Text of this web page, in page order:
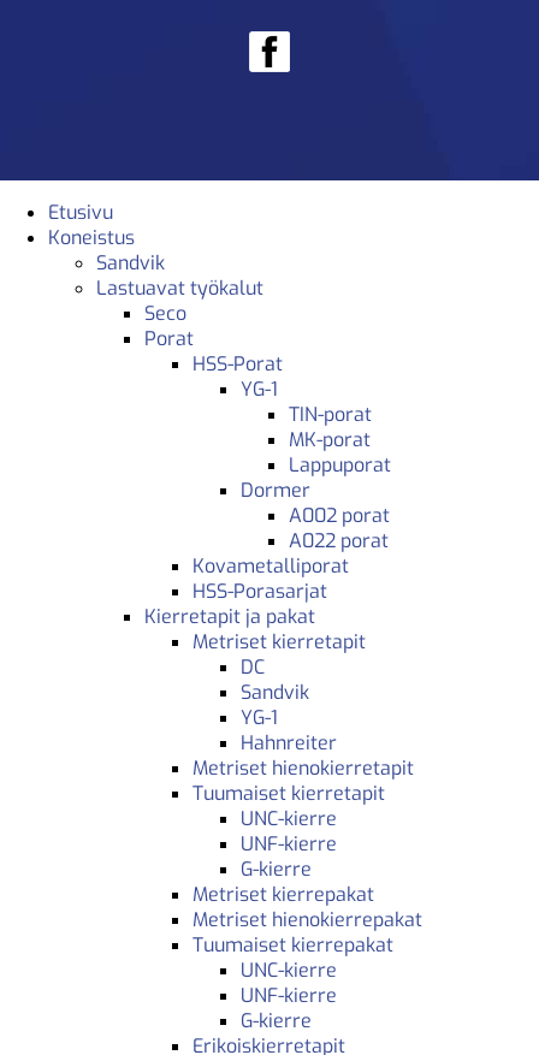
Etusivu
Koneistus
Sandvik
Lastuavat työkalut
Seco
Porat
HSS-Porat
YG-1
TIN-porat
MK-porat
Lappuporat
Dormer
A002 porat
A022 porat
Kovametalliporat
HSS-Porasarjat
Kierretapit ja pakat
Metriset kierretapit
DC
Sandvik
YG-1
Hahnreiter
Metriset hienokierretapit
Tuumaiset kierretapit
UNC-kierre
UNF-kierre
G-kierre
Metriset kierrepakat
Metriset hienokierrepakat
Tuumaiset kierrepakat
UNC-kierre
UNF-kierre
G-kierre
Erikoiskierretapit